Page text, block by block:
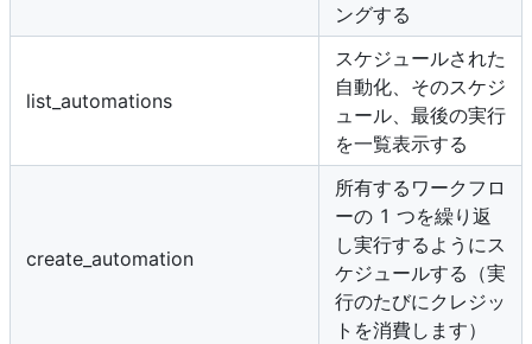
ングする
list_automations
スケジュールされた
自動化、そのスケジ
ュール、最後の実行
を一覧表示する
create_automation
所有するワークフロ
ーの 1 つを繰り返
し実行するようにス
ケジュールする（実
行のたびにクレジッ
トを消費します）